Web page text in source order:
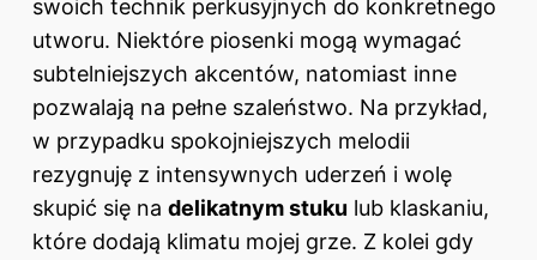
swoich technik perkusyjnych do konkretnego
utworu. Niektóre piosenki mogą wymagać
subtelniejszych akcentów, natomiast inne
pozwalają na pełne szaleństwo. Na przykład,
w przypadku spokojniejszych melodii
rezygnuję z intensywnych uderzeń i wolę
skupić się na delikatnym stuku lub klaskaniu,
które dodają klimatu mojej grze. Z kolei gdy